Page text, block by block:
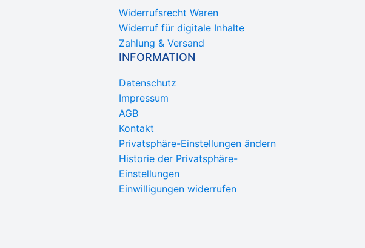
Widerrufsrecht Waren
Widerruf für digitale Inhalte
Zahlung & Versand
INFORMATION
Datenschutz
Impressum
AGB
Kontakt
Privatsphäre-Einstellungen ändern
Historie der Privatsphäre-
Einstellungen
Einwilligungen widerrufen